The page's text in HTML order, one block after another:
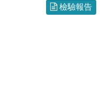
檢驗報告